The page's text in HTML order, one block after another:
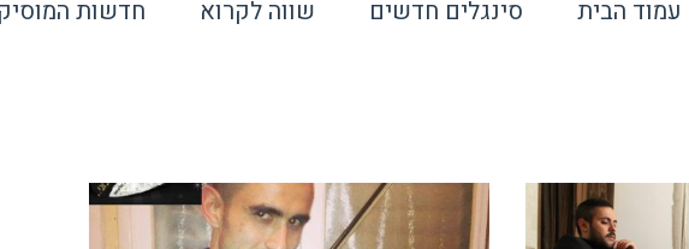
עמוד הבית סינגלים חדשים שווה לקרוא חדשות